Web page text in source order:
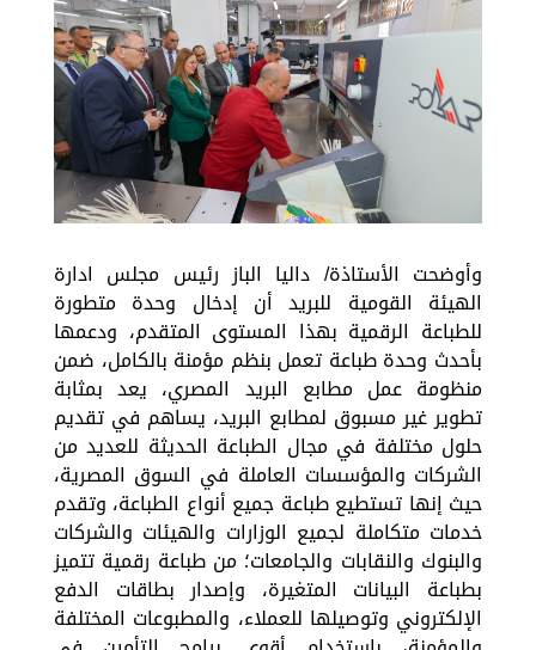
وأوضحت الأستاذة/ داليا الباز رئيس مجلس ادارة
الهيئة القومية للبريد أن إدخال وحدة متطورة
للطباعة الرقمية بهذا المستوى المتقدم، ودعمها
بأحدث وحدة طباعة تعمل بنظم مؤمنة بالكامل، ضمن
منظومة عمل مطابع البريد المصري، يعد بمثابة
تطوير غير مسبوق لمطابع البريد، يساهم في تقديم
حلول مختلفة في مجال الطباعة الحديثة للعديد من
الشركات والمؤسسات العاملة في السوق المصرية،
حيث إنها تستطيع طباعة جميع أنواع الطباعة، وتقدم
خدمات متكاملة لجميع الوزارات والهيئات والشركات
والبنوك والنقابات والجامعات؛ من طباعة رقمية تتميز
بطباعة البيانات المتغيرة، وإصدار بطاقات الدفع
الإلكتروني وتوصيلها للعملاء، والمطبوعات المختلفة